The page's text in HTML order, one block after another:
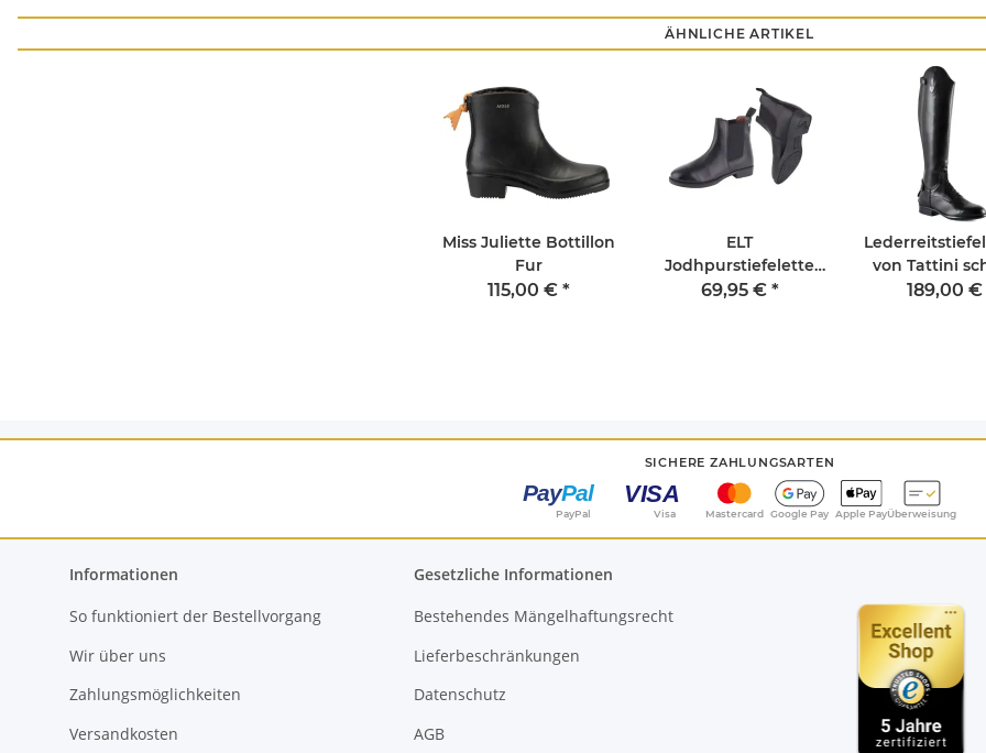
ÄHNLICHE ARTIKEL
Miss Juliette Bottillon
Fur
115,00 € *
ELT
Jodhpurstiefelette
Classic
69,95 € *
von Tattini
189,00 €
SICHERE ZAHLUNGSARTEN
PayPal Visa Mastercard Google Pay Apple PayÜberweisung
Informationen
So funktioniert der Bestellvorgang
Wir über uns
Zahlungsmöglichkeiten
Versandkosten
Gesetzliche Informationen
Bestehendes Mängelhaftungsrecht
Lieferbeschränkungen
Datenschutz
AGB